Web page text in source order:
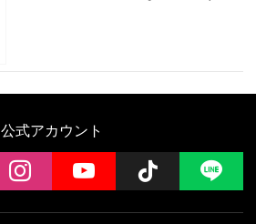
公式アカウント
instagramYouTube Follow